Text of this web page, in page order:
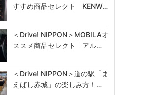
すすめ商品セレクト！KENW…
＜Drive! NIPPON＞MOBILAオ
ススメ商品セレクト！アル…
＜Drive! NIPPON＞道の駅「ま
えばし赤城」の楽しみ方！…